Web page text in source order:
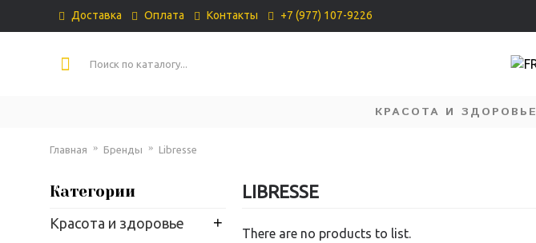
Доставка Оплата Контакты +7 (977) 107-9226
КРАСОТА И ЗДОРОВЬЕ
Главная Бренды Libresse
Категории
Красота и здоровье +
LIBRESSE
There are no products to list.